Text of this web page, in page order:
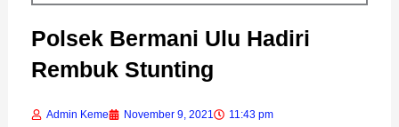
Polsek Bermani Ulu Hadiri
Rembuk Stunting
Admin Keme November 9, 2021 11:43 pm